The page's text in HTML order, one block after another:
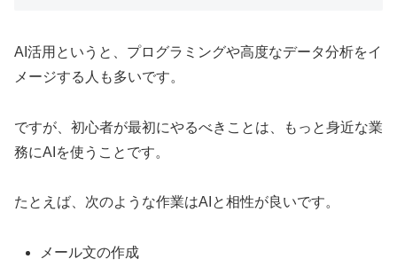
AI活用というと、プログラミングや高度なデータ分析をイ
メージする人も多いです。
ですが、初心者が最初にやるべきことは、もっと身近な業
務にAIを使うことです。
たとえば、次のような作業はAIと相性が良いです。
メール文の作成